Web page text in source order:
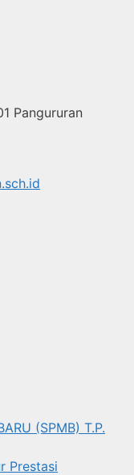
Pangururan
(SPMB) T.P.
Prestasi